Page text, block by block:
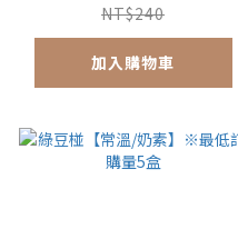
NT$240
加入購物車